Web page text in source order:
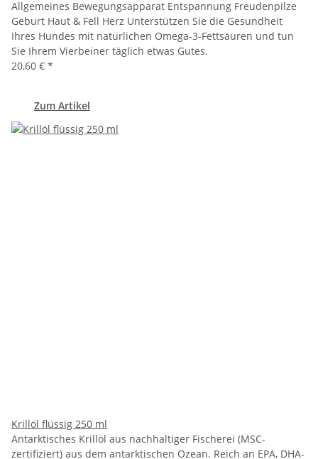
Allgemeines Bewegungsapparat Entspannung Freudenpilze
Geburt Haut & Fell Herz Unterstützen Sie die Gesundheit
Ihres Hundes mit natürlichen Omega-3-Fettsäuren und tun
Sie Ihrem Vierbeiner täglich etwas Gutes.
20,60 € *
Zum Artikel
Krillöl flüssig 250 ml
Antarktisches Krillöl aus nachhaltiger Fischerei (MSC-
zertifiziert) aus dem antarktischen Ozean. Reich an EPA, DHA-